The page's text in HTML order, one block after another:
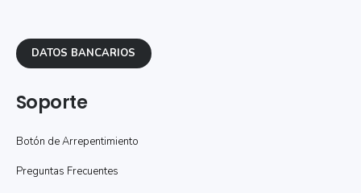
DATOS BANCARIOS
Soporte
Botón de Arrepentimiento
Preguntas Frecuentes